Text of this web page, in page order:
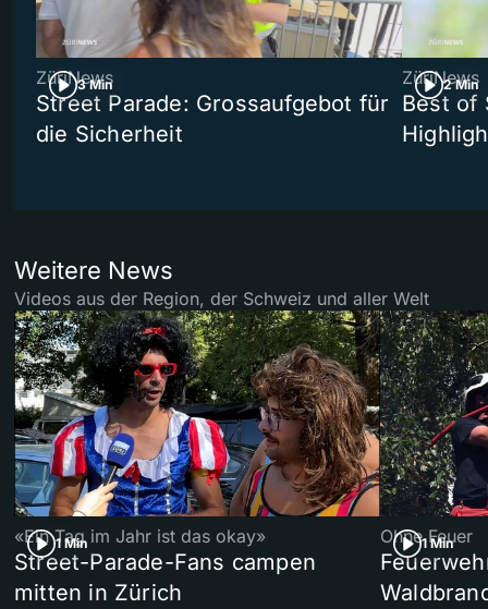
3 Min
ZüriNews
Street Parade: Grossaufgebot für
die Sicherheit
2 Min
ZüriNews
Best of
Weitere News
Videos aus der Region, der Schweiz und aller Welt
1 Min
«Ein Tag im Jahr ist das okay»
Street-Parade-Fans campen
mitten in Zürich
1 Min
Ohne Feuer